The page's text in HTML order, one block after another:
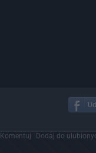
Komentuj Dodaj do